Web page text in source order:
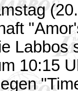
Labbos
10:15